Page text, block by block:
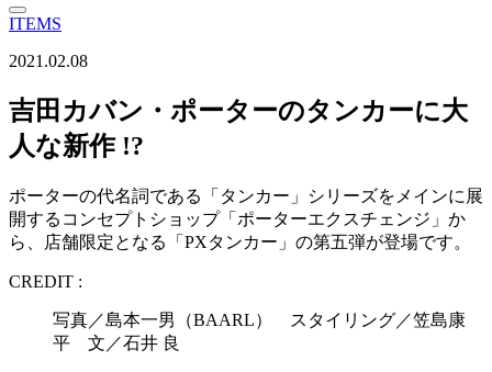
ITEMS
2021.02.08
吉田カバン・ポーターのタンカーに大
人な新作 !?
ポーターの代名詞である「タンカー」シリーズをメインに展
開するコンセプトショップ「ポーターエクスチェンジ」か
ら、店舗限定となる「PXタンカー」の第五弾が登場です。
CREDIT :
写真／島本一男（BAARL） スタイリング／笠島康
平 文／石井 良